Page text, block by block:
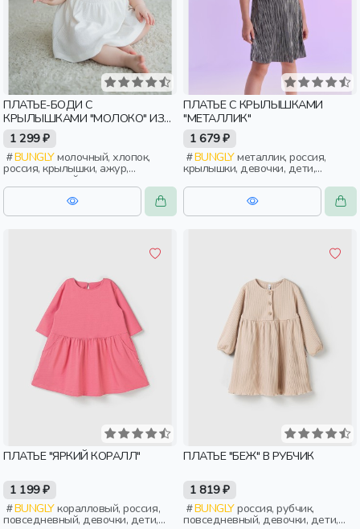
ПЛАТЬЕ-БОДИ С
КРЫЛЫШКАМИ "МОЛОКО" ИЗ
АЖУРНОГО ХЛОПКА 0+
1 299 ₽
BUNGLYмолочный, хлопок,
россия, крылышки, ажур,
повседневный, дети, малыши
ПЛАТЬЕ С КРЫЛЫШКАМИ
"МЕТАЛЛИК"
1 679 ₽
BUNGLYметаллик, россия,
крылышки, девочки, дети,
малыши, дошкольники
ПЛАТЬЕ "ЯРКИЙ КОРАЛЛ"
1 199 ₽
BUNGLYкоралловый, россия,
повседневный, девочки, дети,
ПЛАТЬЕ "БЕЖ" В РУБЧИК
1 819 ₽
BUNGLYроссия, рубчик,
повседневный, девочки, дети,